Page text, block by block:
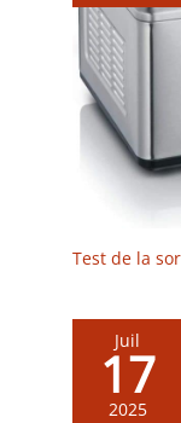
Test de la
Juil
17
2025